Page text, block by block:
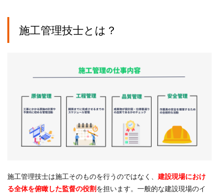
施工管理技士とは？
施工管理技士は施工そのものを行うのではなく、 建設現場におけ
る全体を俯瞰した監督の役割を担います。一般的な建設現場のイ